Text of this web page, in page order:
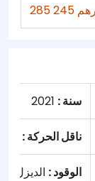
درهم
سنة :
ناقل الحركة :
الوقود : الديزل